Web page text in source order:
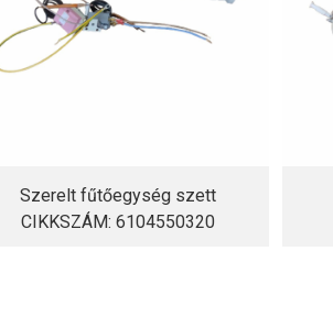
Szerelt fűtőegység szett
CIKKSZÁM: 6104550320